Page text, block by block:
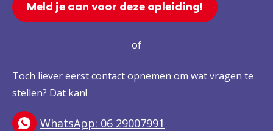
Meld je aan voor deze opleiding!
of
Toch liever eerst contact opnemen om wat vragen te
stellen? Dat kan!
WhatsApp: 06 29007991